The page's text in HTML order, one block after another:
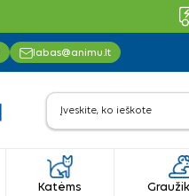
labas@animu.lt
Katėms